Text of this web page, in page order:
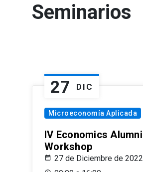
Seminarios
27 DIC
Microeconomía Aplicada
IV Economics Alumni
Workshop
27 de Diciembre de 2022